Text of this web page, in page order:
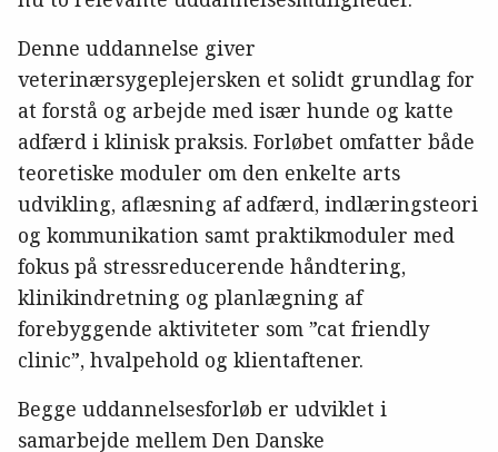
Denne uddannelse giver
veterinærsygeplejersken et solidt grundlag for
at forstå og arbejde med især hunde og katte
adfærd i klinisk praksis. Forløbet omfatter både
teoretiske moduler om den enkelte arts
udvikling, aflæsning af adfærd, indlæringsteori
og kommunikation samt praktikmoduler med
fokus på stressreducerende håndtering,
klinikindretning og planlægning af
forebyggende aktiviteter som ”cat friendly
clinic”, hvalpehold og klientaftener.
Begge uddannelsesforløb er udviklet i
samarbejde mellem Den Danske